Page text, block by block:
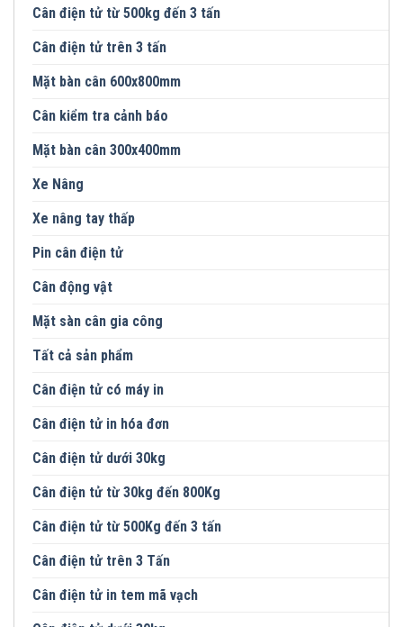
Cân điện tử từ 500kg đến 3 tấn
Cân điện tử trên 3 tấn
Mặt bàn cân 600x800mm
Cân kiểm tra cảnh báo
Mặt bàn cân 300x400mm
Xe Nâng
Xe nâng tay thấp
Pin cân điện tử
Cân động vật
Mặt sàn cân gia công
Tất cả sản phẩm
Cân điện tử có máy in
Cân điện tử in hóa đơn
Cân điện tử dưới 30kg
Cân điện tử từ 30kg đến 800Kg
Cân điện tử từ 500Kg đến 3 tấn
Cân điện tử trên 3 Tấn
Cân điện tử in tem mã vạch